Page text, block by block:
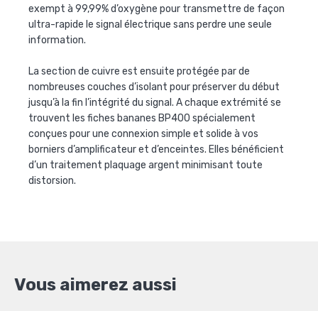
exempt à 99,99% d’oxygène pour transmettre de façon
ultra-rapide le signal électrique sans perdre une seule
information.
La section de cuivre est ensuite protégée par de
nombreuses couches d’isolant pour préserver du début
jusqu’à la fin l’intégrité du signal. A chaque extrémité se
trouvent les fiches bananes BP400 spécialement
conçues pour une connexion simple et solide à vos
borniers d’amplificateur et d’enceintes. Elles bénéficient
d’un traitement plaquage argent minimisant toute
distorsion.
Vous aimerez aussi